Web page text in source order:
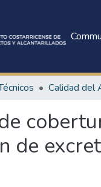
Calidad del
de